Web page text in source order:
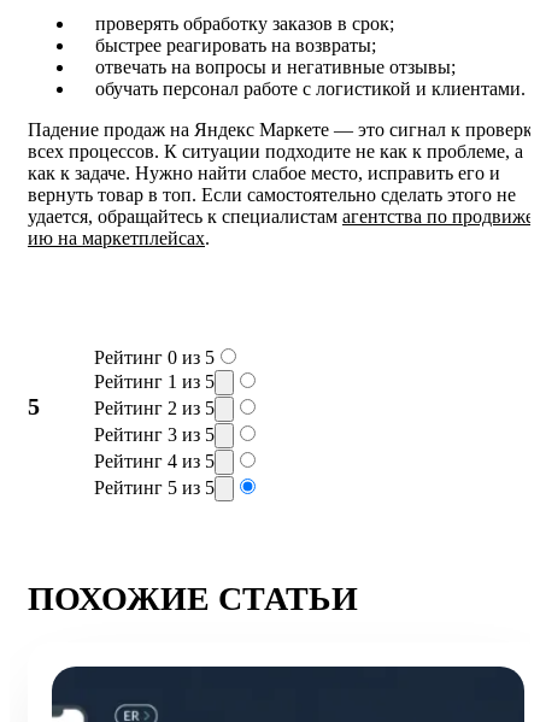
проверять обработку заказов в срок;
быстрее реагировать на возвраты;
отвечать на вопросы и негативные отзывы;
обучать персонал работе с логистикой и клиентами.
Падение продаж на Яндекс Маркете — это сигнал к проверке
всех процессов. К ситуации подходите не как к проблеме, а
как к задаче. Нужно найти слабое место, исправить его и
вернуть товар в топ. Если самостоятельно сделать этого не
удается, обращайтесь к специалистам агентства по
ию на маркетплейсах.
5
Рейтинг 0 из 5
Рейтинг 1 из 5
Рейтинг 2 из 5
Рейтинг 3 из 5
Рейтинг 4 из 5
Рейтинг 5 из 5
ПОХОЖИЕ СТАТЬИ